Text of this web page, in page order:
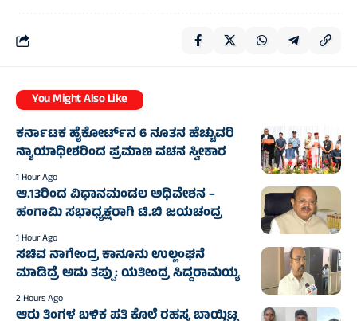
You Might Also Like
ಕರ್ನಾಟಕ ಹೈಕೋರ್ಟ್‌ನ 6 ನೂತನ ಹೆಚ್ಚುವರಿ
ನ್ಯಾಯಾಧೀಶರಿಂದ ಪ್ರಮಾಣ ವಚನ ಸ್ವೀಕಾರ
1 Hour Ago
ಆ.13ರಿಂದ ವಿಧಾನಮಂಡಲ ಅಧಿವೇಶನ –
ಹಂಗಾಮಿ ಸಭಾಧ್ಯಕ್ಷರಾಗಿ ಟಿ.ಬಿ ಜಯಚಂದ್ರ
1 Hour Ago
ಸಚಿವ ನಾಗೇಂದ್ರ ಕಾನೂನು ಉಲ್ಲಂಘನೆ
ಮಾಡಿದ್ರೆ ಅದು ತಪ್ಪು: ಯತೀಂದ್ರ ಸಿದ್ದರಾಮಯ್ಯ
2 Hours Ago
ಆರು ತಿಂಗಳ ಬಳಿಕ ಪತಿ ಕೊಲೆ ರಹಸ್ಯ ಬಾಯ್ಬಿಟ್ಟ